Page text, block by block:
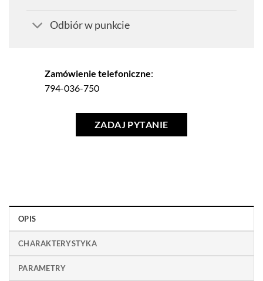
Odbiór w punkcie
Zamówienie telefoniczne:
794-036-750
ZADAJ PYTANIE
OPIS
CHARAKTERYSTYKA
PARAMETRY